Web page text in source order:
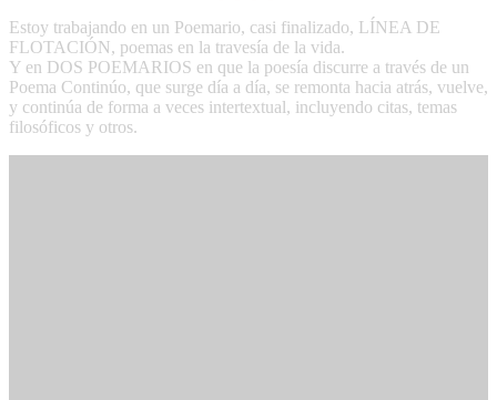
Estoy trabajando en un Poemario, casi finalizado, LÍNEA DE
FLOTACIÓN, poemas en la travesía de la vida.
Y en DOS POEMARIOS en que la poesía discurre a través de un
Poema Continúo, que surge día a día, se remonta hacia atrás, vuelve,
y continúa de forma a veces intertextual, incluyendo citas, temas
filosóficos y otros.